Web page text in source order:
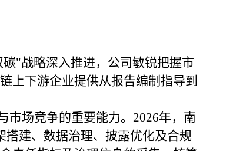
碳"战略深入推进，公司敏锐把握市
上下游企业提供从报告编制指导到
市场竞争的重要能力。2026年，南
搭建、数据治理、披露优化及合规